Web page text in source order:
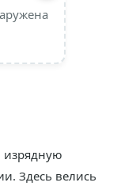
изрядную
Здесь велись